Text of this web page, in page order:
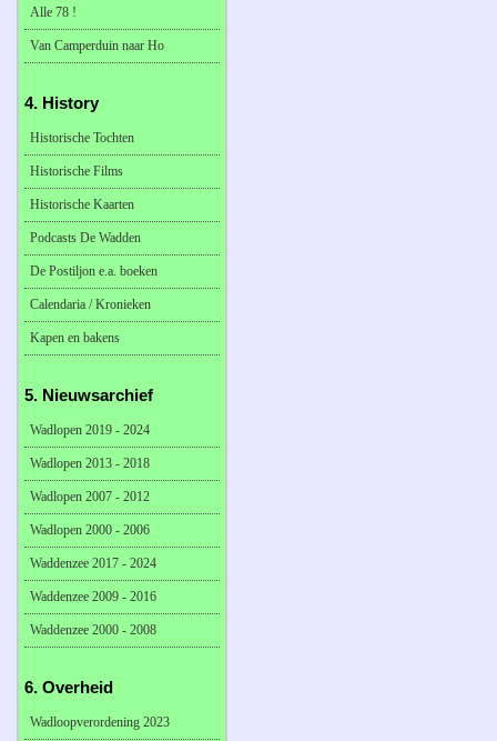
Alle 78 !
Van Camperduin naar Ho
4. History
Historische Tochten
Historische Films
Historische Kaarten
Podcasts De Wadden
De Postiljon e.a. boeken
Calendaria / Kronieken
Kapen en bakens
5. Nieuwsarchief
Wadlopen 2019 - 2024
Wadlopen 2013 - 2018
Wadlopen 2007 - 2012
Wadlopen 2000 - 2006
Waddenzee 2017 - 2024
Waddenzee 2009 - 2016
Waddenzee 2000 - 2008
6. Overheid
Wadloopverordening 2023